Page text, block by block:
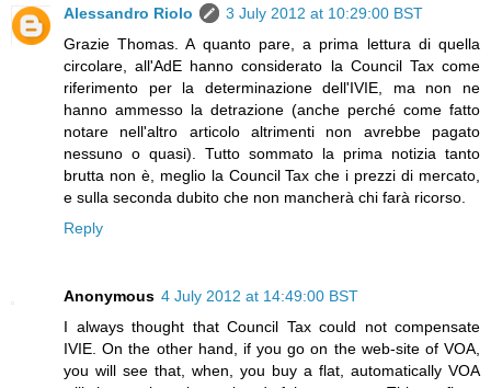
Alessandro Riolo
3 July 2012 at 10:29:00 BST
Grazie Thomas. A quanto pare, a prima lettura di quella
circolare, all'AdE hanno considerato la Council Tax come
riferimento per la determinazione dell'IVIE, ma non ne
hanno ammesso la detrazione (anche perché come fatto
notare nell'altro articolo altrimenti non avrebbe pagato
nessuno o quasi). Tutto sommato la prima notizia tanto
brutta non è, meglio la Council Tax che i prezzi di mercato,
e sulla seconda dubito che non mancherà chi farà ricorso.
Reply
Anonymous 4 July 2012 at 14:49:00 BST
I always thought that Council Tax could not compensate
IVIE. On the other hand, if you go on the web-site of VOA,
you will see that, when, you buy a flat, automatically VOA